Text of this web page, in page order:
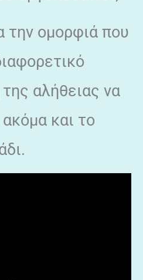
την ομορφιά που
αλήθειας να
και το